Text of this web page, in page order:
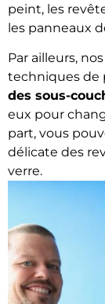
peint, les
les panneaux
Par ailleurs,
techniques de
des sous-
eux pour
part, vous
délicate des
verre.